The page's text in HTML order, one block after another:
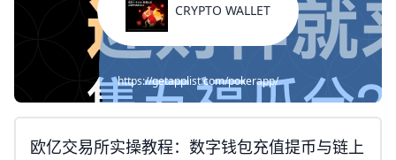
CRYPTO WALLET
https://getapplist.com/pokerapp/
欧亿交易所实操教程：数字钱包充值提币与链上